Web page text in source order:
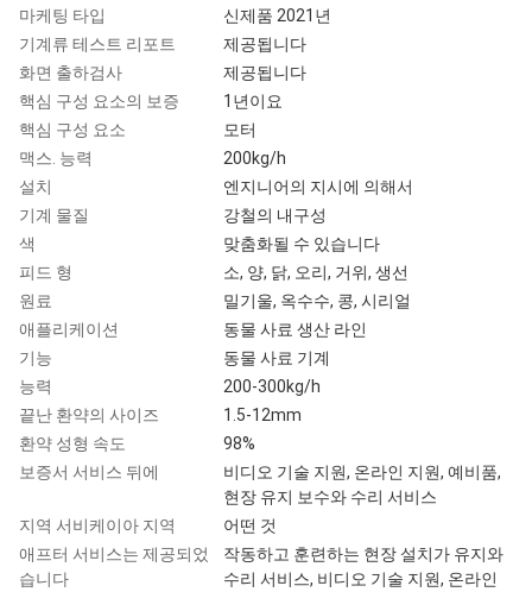
마케팅 타입
신제품 2021년
기계류 테스트 리포트
제공됩니다
화면 출하검사
제공됩니다
핵심 구성 요소의 보증
1년이요
핵심 구성 요소
모터
맥스. 능력
200kg/h
설치
엔지니어의 지시에 의해서
기계 물질
강철의 내구성
색
맞춤화될 수 있습니다
피드 형
소, 양, 닭, 오리, 거위, 생선
원료
밀기울, 옥수수, 콩, 시리얼
애플리케이션
동물 사료 생산 라인
기능
동물 사료 기계
능력
200-300kg/h
끝난 환약의 사이즈
1.5-12mm
환약 성형 속도
98%
보증서 서비스 뒤에
비디오 기술 지원, 온라인 지원, 예비품,
현장 유지 보수와 수리 서비스
지역 서비케이아 지역
어떤 것
애프터 서비스는 제공되었
습니다
작동하고 훈련하는 현장 설치가 유지와
수리 서비스, 비디오 기술 지원, 온라인